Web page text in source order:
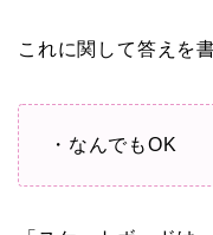
これに関して答えを
・なんでもOK